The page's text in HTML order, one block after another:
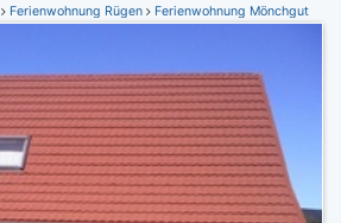
Ferienwohnung Rügen Ferienwohnung Mönchgut